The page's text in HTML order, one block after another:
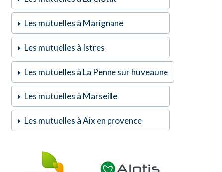
Les mutuelles à Marignane
Les mutuelles à Istres
Les mutuelles à La Penne sur huveaune
Les mutuelles à Marseille
Les mutuelles à Aix en provence